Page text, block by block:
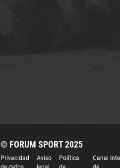
© FORUM SPORT 2025
Privacidad
Aviso
Política
Canal